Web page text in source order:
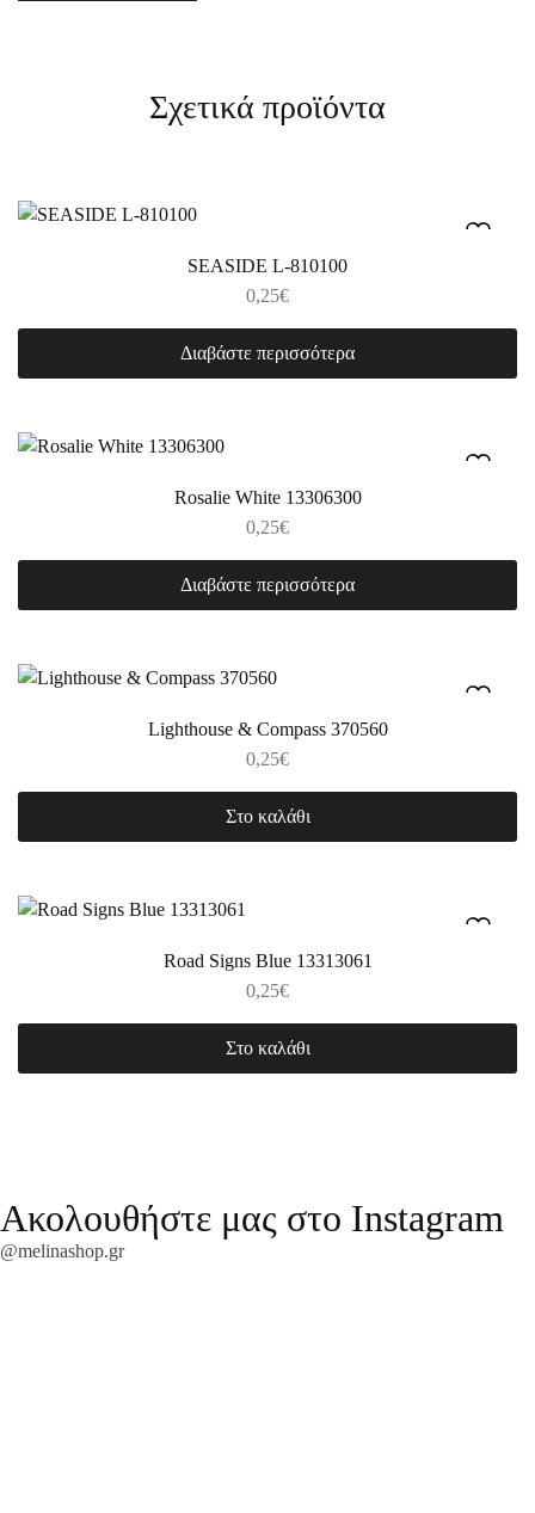
Σχετικά προϊόντα
SEASIDE L-810100
0,25€
Διαβάστε περισσότερα
Rosalie White 13306300
0,25€
Διαβάστε περισσότερα
Lighthouse & Compass 370560
0,25€
Στο καλάθι
Road Signs Blue 13313061
0,25€
Στο καλάθι
Ακολουθήστε μας στο Instagram
@melinashop.gr